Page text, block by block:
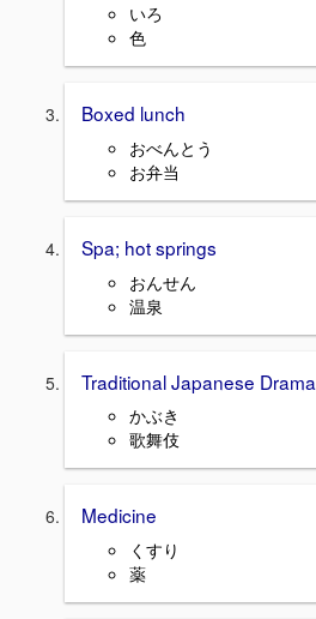
いろ
色
Boxed lunch
おべんとう
お弁当
Spa; hot springs
おんせん
温泉
Traditional Japanese Drama
かぶき
歌舞伎
Medicine
くすり
薬